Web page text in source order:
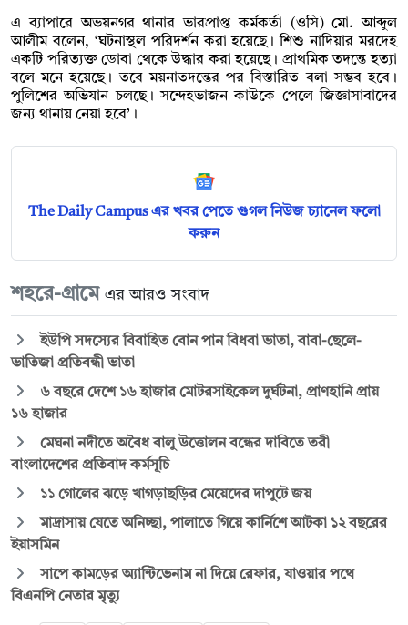
এ ব্যাপারে অভয়নগর থানার ভারপ্রাপ্ত কর্মকর্তা (ওসি) মো. আব্দুল
আলীম বলেন, ‘ঘটনাস্থল পরিদর্শন করা হয়েছে। শিশু নাদিয়ার মরদেহ
একটি পরিত্যক্ত ডোবা থেকে উদ্ধার করা হয়েছে। প্রাথমিক তদন্তে হত্যা
বলে মনে হয়েছে। তবে ময়নাতদন্তের পর বিস্তারিত বলা সম্ভব হবে।
পুলিশের অভিযান চলছে। সন্দেহভাজন কাউকে পেলে জিজ্ঞাসাবাদের
জন্য থানায় নেয়া হবে’।
The Daily Campus এর খবর পেতে গুগল নিউজ চ্যানেল ফলো
করুন
শহরে-গ্রামে এর আরও সংবাদ
ইউপি সদস্যের বিবাহিত বোন পান বিধবা ভাতা, বাবা-ছেলে-
ভাতিজা প্রতিবন্ধী ভাতা
৬ বছরে দেশে ১৬ হাজার মোটরসাইকেল দুর্ঘটনা, প্রাণহানি প্রায়
১৬ হাজার
মেঘনা নদীতে অবৈধ বালু উত্তোলন বন্ধের দাবিতে তরী
বাংলাদেশের প্রতিবাদ কর্মসূচি
১১ গোলের ঝড়ে খাগড়াছড়ির মেয়েদের দাপুটে জয়
মাদ্রাসায় যেতে অনিচ্ছা, পালাতে গিয়ে কার্নিশে আটকা ১২ বছরের
ইয়াসমিন
সাপে কামড়ের অ্যান্টিভেনাম না দিয়ে রেফার, যাওয়ার পথে
বিএনপি নেতার মৃত্যু